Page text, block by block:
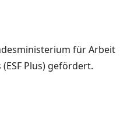
für Arbeit
Plus) gefördert.